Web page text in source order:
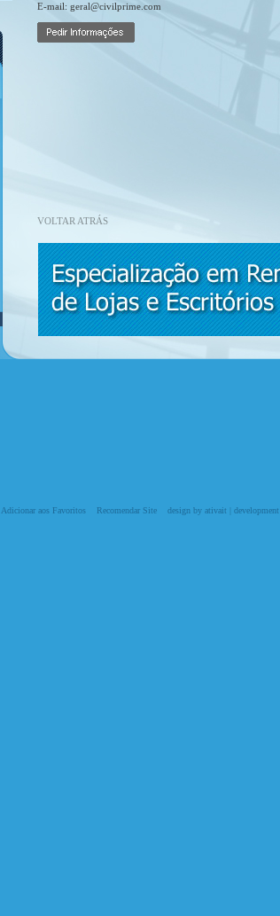
E-mail: geral@civilprime.com
VOLTAR ATRÁS
Adicionar aos Favoritos Recomendar Site design by ativait